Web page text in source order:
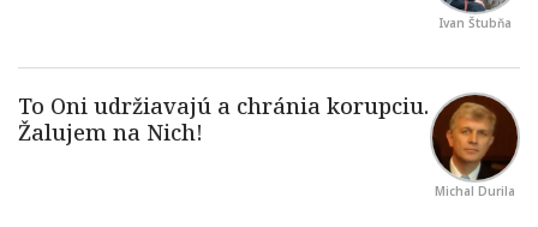
Ivan Štubňa
Michal Durila